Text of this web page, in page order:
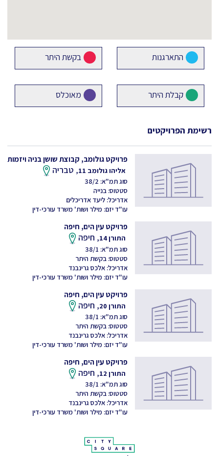
התארגנות בקשת היתר
קבלת היתר מאוכלס
רשימת הפרויקטים
פרויקט גולומב, קבוצת שושן בניה ויזמות
אליהו גולומב 11, טבריה
סוג תמ"א: 38/2
סטטוס: בנייה
אדריכל: ליעד אדריכלים
עו"ד יזם: מילר ושות' משרד עורכי-דין
פרויקט עין הים, חיפה
התורן 14, חיפה
סוג תמ"א: 38/1
סטטוס: בקשת היתר
אדריכל: אלכס גרינבנד
עו"ד יזם: מילר ושות' משרד עורכי-דין
פרויקט עין הים, חיפה
התורן 20, חיפה
סוג תמ"א: 38/1
סטטוס: בקשת היתר
אדריכל: אלכס גרינבנד
עו"ד יזם: מילר ושות' משרד עורכי-דין
פרויקט עין הים, חיפה
התורן 12, חיפה
סוג תמ"א: 38/1
סטטוס: בקשת היתר
אדריכל: אלכס גרינבנד
עו"ד יזם: מילר ושות' משרד עורכי-דין